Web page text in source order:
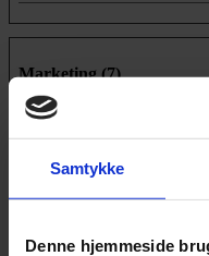
Samtykke
Denne hjemmeside
Marketing (7)
Marketing cookies bruges
for udgivere og tredjeparts-